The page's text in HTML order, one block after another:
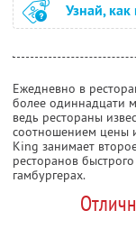
Узнай,
Ежедневно в
более одиннадцати
ведь рестораны
соотношением цены
King занимает
ресторанов
гамбургерах.